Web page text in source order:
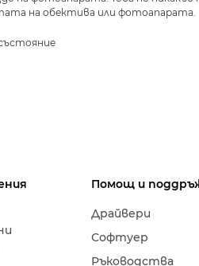
на обектива или фотоапарата.
Помощ и
Драйвери
Софтуер
Ръководства